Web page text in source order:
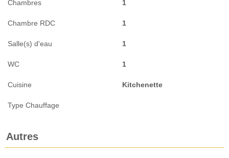
Chambres 1
Chambre RDC 1
Salle(s) d'eau 1
WC 1
Cuisine Kitchenette
Type Chauffage
Autres